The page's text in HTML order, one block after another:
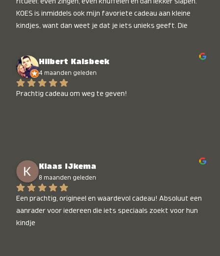
KOES is inmiddels ook mijn favoriete cadeau aan kleine
kindjes, want dan weet je dat je iets unieks geeft. Die
Hilbert Kalsbeek
4 maanden geleden
Prachtig cadeau om weg te geven!
Klaas IJkema
8 maanden geleden
Een prachtig, origineel en waardevol cadeau! Absoluut een
aanrader voor iedereen die iets speciaals zoekt voor hun
kindje